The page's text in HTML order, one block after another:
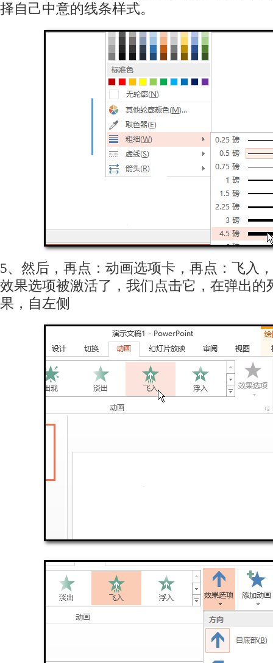
择自己中意的线条样式。
5、然后，再点：动画选项卡，再点：飞入
效果选项被激活了，我们点击它，在弹出的
果，自左侧